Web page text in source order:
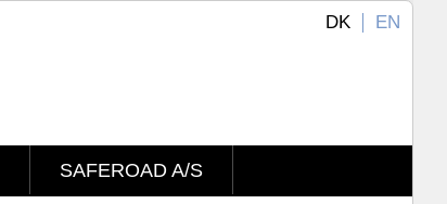
EN
DK
SAFEROAD A/S